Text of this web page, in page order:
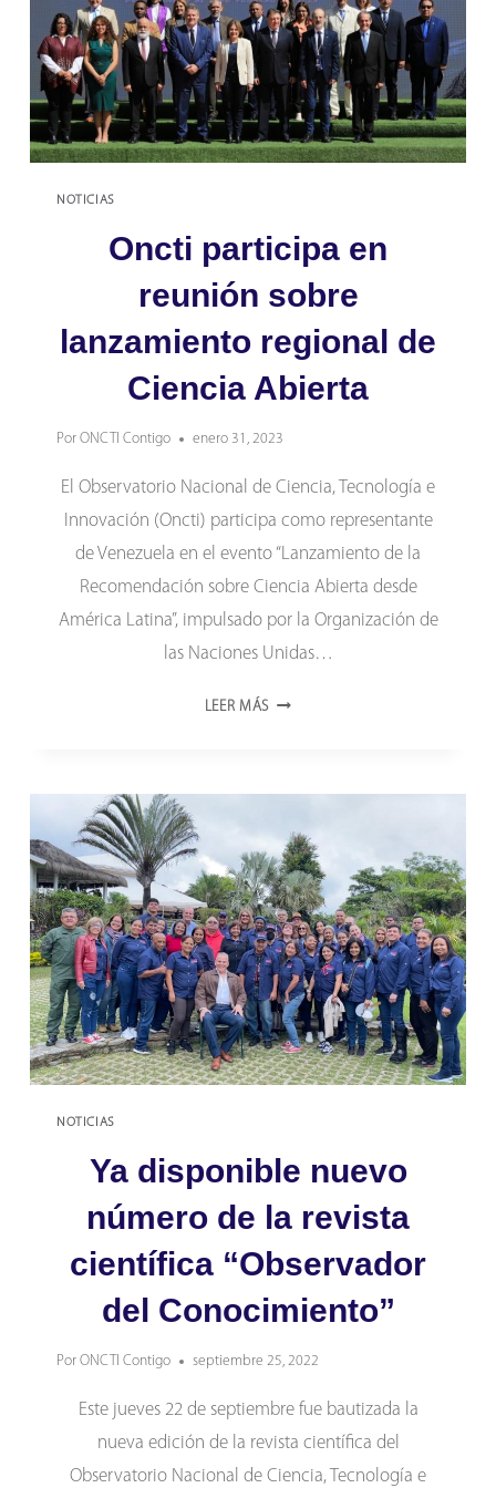
NOTICIAS
Oncti participa en
reunión sobre
lanzamiento regional de
Ciencia Abierta
Por ONCTI Contigo enero 31, 2023
El Observatorio Nacional de Ciencia, Tecnología e
Innovación (Oncti) participa como representante
de Venezuela en el evento “Lanzamiento de la
Recomendación sobre Ciencia Abierta desde
América Latina”, impulsado por la Organización de
las Naciones Unidas…
LEER MÁS ONCTI
LANZAMIENTO
REGIONAL
DE
CIENCIA
ABIERTA
NOTICIAS
Ya disponible nuevo
número de la revista
científica “Observador
del Conocimiento”
Por ONCTI Contigo septiembre 25, 2022
Este jueves 22 de septiembre fue bautizada la
nueva edición de la revista científica del
Observatorio Nacional de Ciencia, Tecnología e